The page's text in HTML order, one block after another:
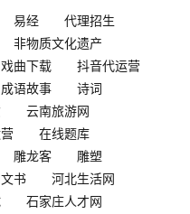
易经
代理招生
非物质文化遗产
戏曲下载
抖音代运营
成语故事
诗词
云南旅游网
在线题库
雕龙客
雕塑
书
河北生活网
石家庄人才网